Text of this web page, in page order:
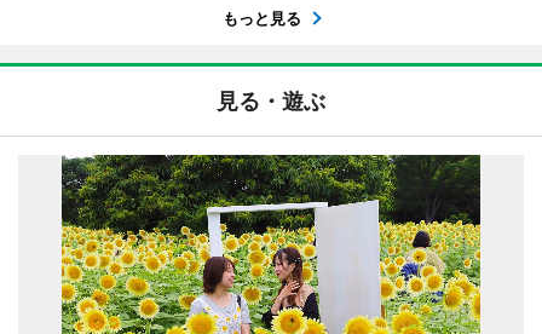
もっと見る
見る・遊ぶ